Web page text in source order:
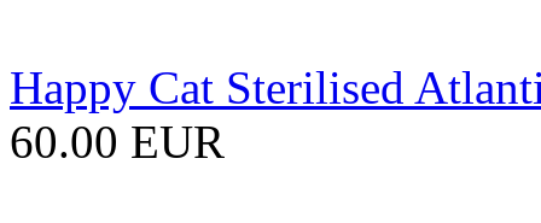
Happy Cat Sterilised
60.00 EUR